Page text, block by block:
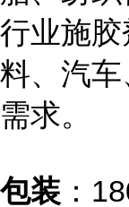
行业施
料、汽
需求。
包装 ：